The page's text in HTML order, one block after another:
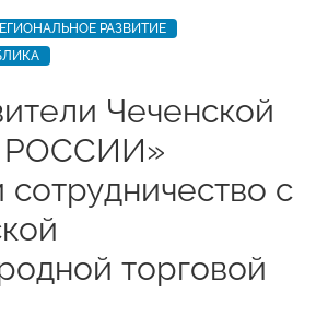
РАЗВИТИЕ
Чеченской
сотрудничество с
торговой